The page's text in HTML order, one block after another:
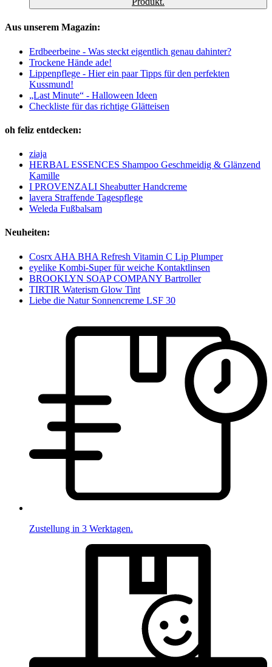
Aus unserem Magazin:
Erdbeerbeine - Was steckt eigentlich genau dahinter?
Trockene Hände ade!
Lippenpflege - Hier ein paar Tipps für den perfekten
Kussmund!
„Last Minute“ - Halloween Ideen
Checkliste für das richtige Glätteisen
oh feliz entdecken:
ziaja
HERBAL ESSENCES Shampoo Geschmeidig & Glänzend
Kamille
I PROVENZALI Sheabutter Handcreme
lavera Straffende Tagespflege
Weleda Fußbalsam
Neuheiten:
Cosrx AHA BHA Refresh Vitamin C Lip Plumper
eyelike Kombi-Super für weiche Kontaktlinsen
BROOKLYN SOAP COMPANY Bartroller
TIRTIR Waterism Glow Tint
Liebe die Natur Sonnencreme LSF 30
Zustellung in 3 Werktagen.